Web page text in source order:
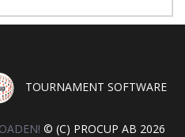
TOURNAMENT SOFTWARE
© (C) PROCUP AB 2026